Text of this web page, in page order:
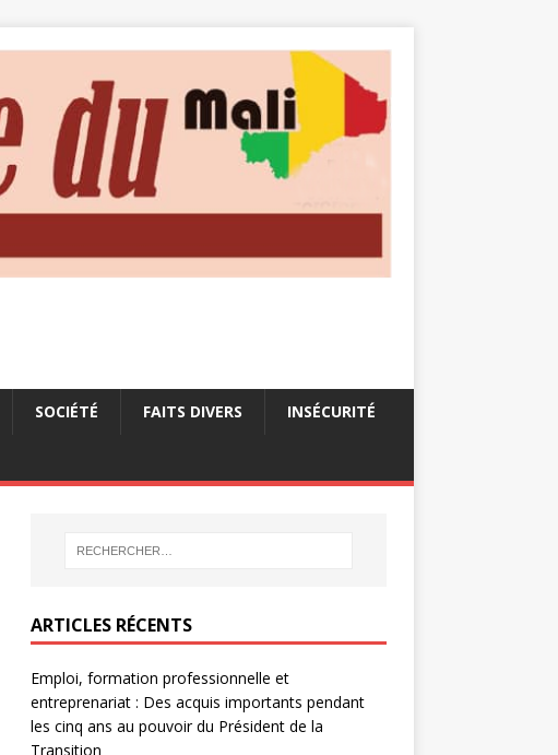
SOCIÉTÉ FAITS DIVERS INSÉCURITÉ
ARTICLES RÉCENTS
Emploi, formation professionnelle et
entreprenariat : Des acquis importants pendant
les cinq ans au pouvoir du Président de la
Transition